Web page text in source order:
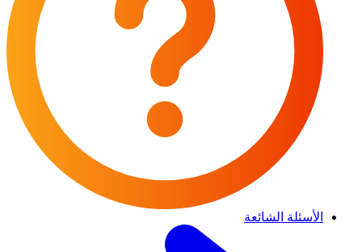
الأسئلة الشائعة